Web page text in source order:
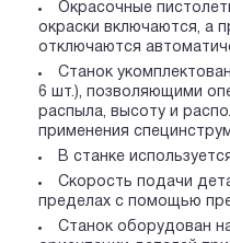
Окрасочные
окраски включаются, а
отключаются
Станок
6 шт.), позволяющими
распыла, высоту и
применения
В станке
Скорость подачи
пределах с помощью
Станок оборудован